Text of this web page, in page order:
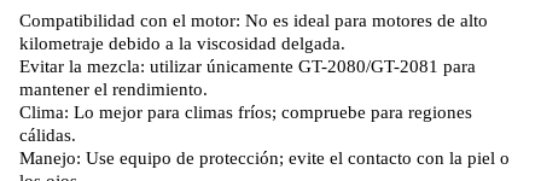
Compatibilidad con el motor: No es ideal para motores de alto
kilometraje debido a la viscosidad delgada.
Evitar la mezcla: utilizar únicamente GT-2080/GT-2081 para
mantener el rendimiento.
Clima: Lo mejor para climas fríos; compruebe para regiones
cálidas.
Manejo: Use equipo de protección; evite el contacto con la piel o